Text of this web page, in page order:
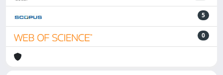
5
0